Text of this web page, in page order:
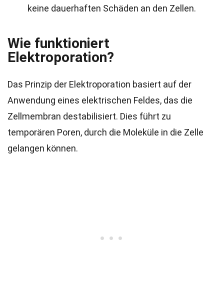
keine dauerhaften Schäden an den Zellen.
Wie funktioniert
Elektroporation?
Das Prinzip der Elektroporation basiert auf der
Anwendung eines elektrischen Feldes, das die
Zellmembran destabilisiert. Dies führt zu
temporären Poren, durch die Moleküle in die Zelle
gelangen können.